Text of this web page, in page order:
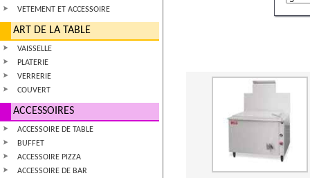
VETEMENT ET ACCESSOIRE
ART DE LA TABLE
VAISSELLE
PLATERIE
VERRERIE
COUVERT
ACCESSOIRES
ACCESSOIRE DE TABLE
BUFFET
ACCESSOIRE PIZZA
ACCESSOIRE DE BAR